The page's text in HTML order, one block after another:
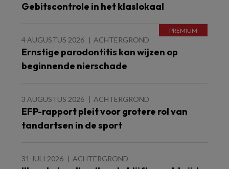
Gebitscontrole in het klaslokaal
4 AUGUSTUS 2026 ACHTERGROND
Ernstige parodontitis kan wijzen op
beginnende nierschade
3 AUGUSTUS 2026 ACHTERGROND
EFP-rapport pleit voor grotere rol van
tandartsen in de sport
31 JULI 2026 ACHTERGROND